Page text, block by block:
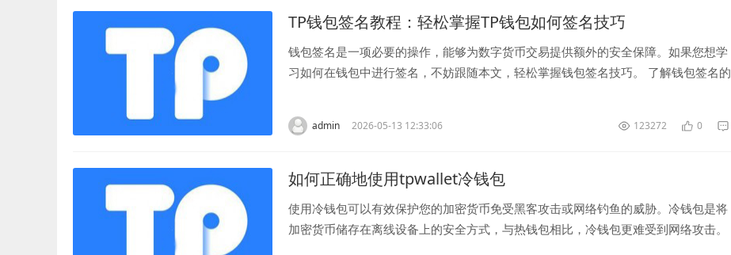
TP钱包签名教程：轻松掌握TP钱包如何签名技巧
钱包签名是一项必要的操作，能够为数字货币交易提供额外的安全保障。如果您想学
习如何在钱包中进行签名，不妨跟随本文，轻松掌握钱包签名技巧。 了解钱包签名的
admin 2026-05-13 12:33:06 123272 0
如何正确地使用tpwallet冷钱包
使用冷钱包可以有效保护您的加密货币免受黑客攻击或网络钓鱼的威胁。冷钱包是将
加密货币储存在离线设备上的安全方式，与热钱包相比，冷钱包更难受到网络攻击。